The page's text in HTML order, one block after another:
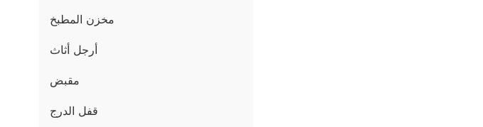
مخزن المطبخ
أرجل أثاث
مقبض
قفل الدرج